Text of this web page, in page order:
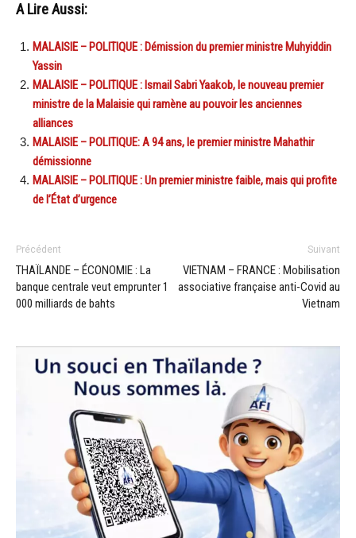
A Lire Aussi:
MALAISIE – POLITIQUE : Démission du premier ministre Muhyiddin
Yassin
MALAISIE – POLITIQUE : Ismail Sabri Yaakob, le nouveau premier
ministre de la Malaisie qui ramène au pouvoir les anciennes
alliances
MALAISIE – POLITIQUE: A 94 ans, le premier ministre Mahathir
démissionne
MALAISIE – POLITIQUE : Un premier ministre faible, mais qui profite
de l’État d’urgence
Précédent
THAÏLANDE – ÉCONOMIE : La
banque centrale veut emprunter 1
000 milliards de bahts
Suivant
VIETNAM – FRANCE : Mobilisation
associative française anti-Covid au
Vietnam